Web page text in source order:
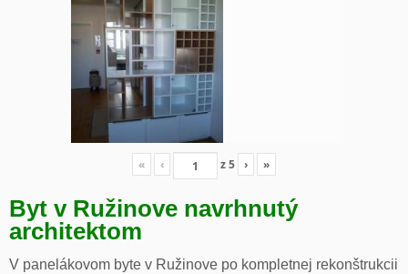
« ‹ z5 › »
Byt v Ružinove navrhnutý
architektom
V panelákovom byte v Ružinove po kompletnej rekonštrukcii